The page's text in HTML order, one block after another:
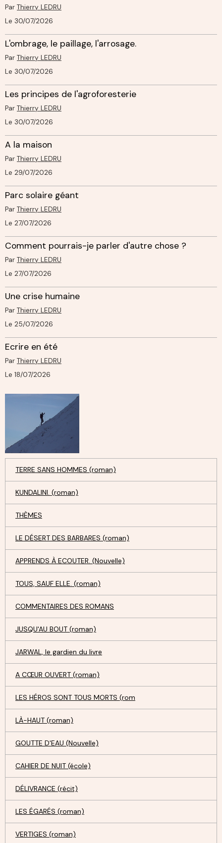
Par Thierry LEDRU
Le 30/07/2026
L'ombrage, le paillage, l'arrosage.
Par Thierry LEDRU
Le 30/07/2026
Les principes de l'agroforesterie
Par Thierry LEDRU
Le 30/07/2026
A la maison
Par Thierry LEDRU
Le 29/07/2026
Parc solaire géant
Par Thierry LEDRU
Le 27/07/2026
Comment pourrais-je parler d'autre chose ?
Par Thierry LEDRU
Le 27/07/2026
Une crise humaine
Par Thierry LEDRU
Le 25/07/2026
Ecrire en été
Par Thierry LEDRU
Le 18/07/2026
TERRE SANS HOMMES (roman)
KUNDALINI. (roman)
THÈMES
LE DÉSERT DES BARBARES (roman)
APPRENDS À ECOUTER. (Nouvelle)
TOUS, SAUF ELLE. (roman)
COMMENTAIRES DES ROMANS
JUSQU'AU BOUT (roman)
JARWAL, le gardien du livre
A CŒUR OUVERT (roman)
LES HÉROS SONT TOUS MORTS (rom
LÀ-HAUT (roman)
GOUTTE D'EAU (Nouvelle)
CAHIER DE NUIT (école)
DÉLIVRANCE (récit)
LES ÉGARÉS (roman)
VERTIGES (roman)